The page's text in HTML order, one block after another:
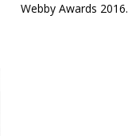
Webby Awards 2016.